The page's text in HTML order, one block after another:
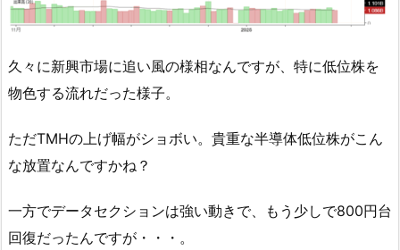
久々に新興市場に追い風の様相なんですが、特に低位株を
物色する流れだった様子。
ただTMHの上げ幅がショボい。貴重な半導体低位株がこん
な放置なんですかね？
一方でデータセクションは強い動きで、もう少しで800円台
回復だったんですが・・・。